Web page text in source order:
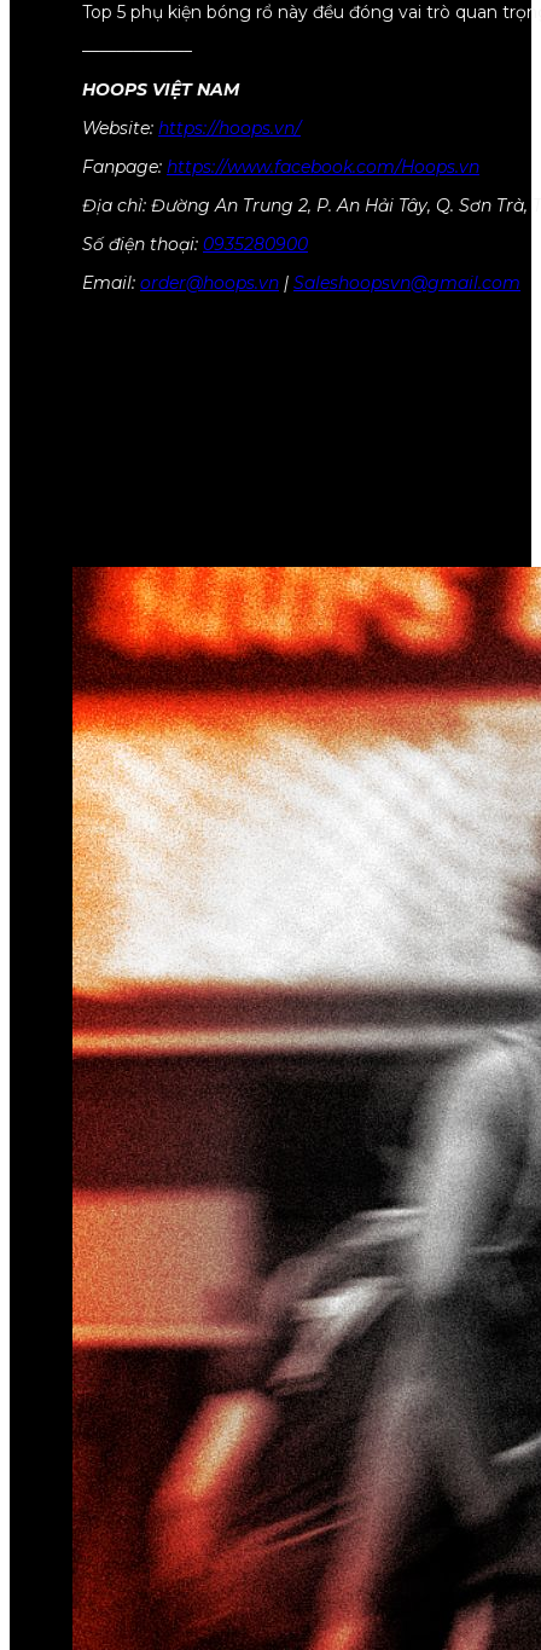
Top 5 phụ kiện bóng rổ này đều đóng vai trò quan
——————–
HOOPS VIỆT NAM
Website: https://hoops.vn/
Fanpage: https://www.facebook.com/Hoops.vn
Địa chỉ: Đường An Trung 2, P. An Hải Tây, Q. Sơn
Số điện thoại: 0935280900
Email: order@hoops.vn | Saleshoopsvn@gmail.com